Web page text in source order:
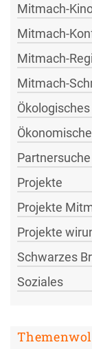
Mitmach-
Mitmach-
Mitmach-
Mitmach-
Ökologisches
Partnersuche
Projekte
Projekte
Projekte
Schwarzes
Soziales